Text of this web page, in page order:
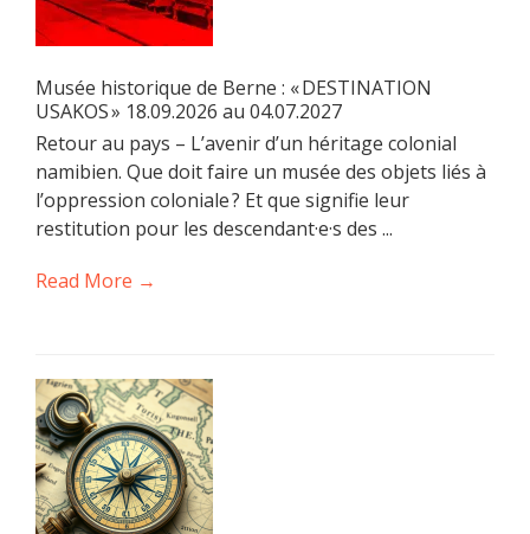
Musée historique de Berne : « DESTINATION
USAKOS » 18.09.2026 au 04.07.2027
Retour au pays – L’avenir d’un héritage colonial
namibien. Que doit faire un musée des objets liés à
l’oppression coloniale ? Et que signifie leur
restitution pour les descendant·e·s des ...
Read More →